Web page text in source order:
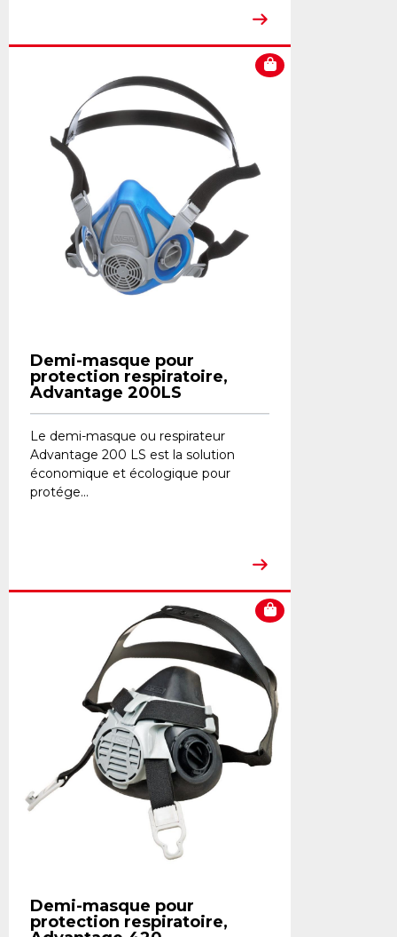
Demi-masque pour
protection respiratoire,
Advantage 200LS
Le demi-masque ou respirateur
Advantage 200 LS est la solution
économique et écologique pour
protége...
Demi-masque pour
protection respiratoire,